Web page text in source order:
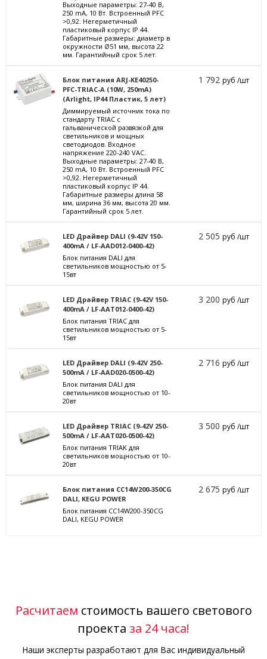
Выходные параметры: 27-40 В,
250 mА, 10 Вт. Встроенный PFC
>0,92. Негерметичный
пластиковый корпус IP 44.
Габаритные размеры: диаметр в
окружности Ø51 мм, высота 22
мм. Гарантийный срок 5 лет.
Блок питания ARJ-KE40250-
PFC-TRIAC-A (10W, 250mA)
(Arlight, IP44 Пластик, 5 лет)
Диммируемый источник тока по
стандарту TRIAC с
гальванической развязкой для
светильников и мощных
светодиодов. Входное
напряжение 220-240 VAC.
Выходные параметры: 27-40 В,
250 mА, 10 Вт. Встроенный PFC
>0,92. Негерметичный
пластиковый корпус IP 44.
Габаритные размеры длина 58
мм, ширина 36 мм, высота 20 мм.
Гарантийный срок 5 лет.
1 792руб /шт
LED Драйвер DALI (9-42V 150-
400mA / LF-AAD012-0400-42)
Блок питания DALI для
светильников мощностью от 5-
15вт
2 505руб /шт
LED Драйвер TRIAC (9-42V 150-
400mA / LF-AAT012-0400-42)
Блок питания TRIAC для
светильников мощностью от 5-
15вт
3 200руб /шт
LED Драйвер DALI (9-42V 250-
500mA / LF-AAD020-0500-42)
Блок питания DALI для
светильников мощностью от 10-
20вт
2 716руб /шт
LED Драйвер TRIAC (9-42V 250-
500mA / LF-AAT020-0500-42)
Блок питания TRIAK для
светильников мощностью от 10-
20вт
3 500руб /шт
Блок питания CC14W200-350CG
DALI, KEGU POWER
Блок питания CC14W200-350CG
DALI, KEGU POWER
2 675руб /шт
Расчитаем стоимость вашего светового
проекта за 24 часа!
Наши эксперты разработают для Вас индивидуальный